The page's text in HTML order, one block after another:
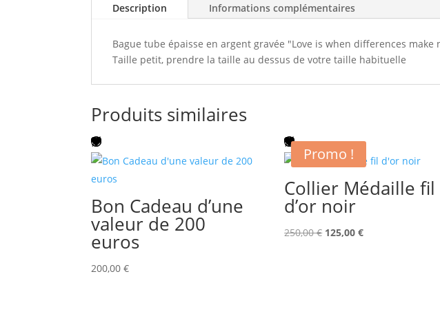
Description Informations complémentaires
Bague tube épaisse en argent gravée "Love is when differences make
Taille petit, prendre la taille au dessus de votre taille habituelle
Produits similaires
Bon Cadeau d’une
valeur de 200
euros
200,00 €
Promo !
Collier Médaille fil
d’or noir
250,00€ Le
125,00€Le